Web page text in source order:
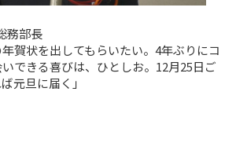
務部長
年賀状を出してもらいたい。4年ぶりにコ
できる喜びは、ひとしお。12月25日ご
元旦に届く」